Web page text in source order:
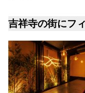
吉祥寺の街にフ